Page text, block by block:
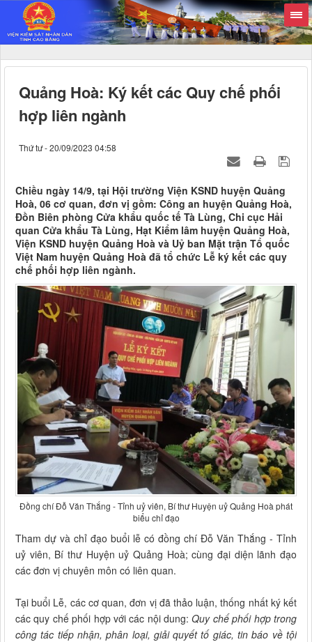
Quảng Hoà: Ký kết các Quy chế phối
hợp liên ngành
Thứ tư - 20/09/2023 04:58
Chiều ngày 14/9, tại Hội trường Viện KSND huyện Quảng
Hoà, 06 cơ quan, đơn vị gồm: Công an huyện Quảng Hoà,
Đồn Biên phòng Cửa khẩu quốc tế Tà Lùng, Chi cục Hải
quan Cửa khẩu Tà Lùng, Hạt Kiểm lâm huyện Quảng Hoà,
Viện KSND huyện Quảng Hoà và Uỷ ban Mặt trận Tổ quốc
Việt Nam huyện Quảng Hoà đã tổ chức Lễ ký kết các quy
chế phối hợp liên ngành.
Đồng chí Đỗ Văn Thắng - Tỉnh uỷ viên, Bí thư Huyện uỷ Quảng Hoà phát
biểu chỉ đạo
Tham dự và chỉ đạo buổi lễ có đồng chí Đỗ Văn Thắng - Tỉnh
uỷ viên, Bí thư Huyện uỷ Quảng Hoà; cùng đại diện lãnh đạo
các đơn vị chuyên môn có liên quan.
Tại buổi Lễ, các cơ quan, đơn vị đã thảo luận, thống nhất ký kết
các quy chế phối hợp với các nội dung:Quy chế phối hợp trong
công tác tiếp nhận, phân loại, giải quyết tố giác, tin báo về tội